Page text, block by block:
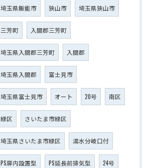
埼玉県飯能市 狭山市 埼玉県狭山市
三芳町 入間郡三芳町
埼玉県入間郡三芳町 入間郡
埼玉県入間郡 富士見市
埼玉県富士見市 オート 20号 南区
緑区 さいたま市緑区
埼玉県さいたま市緑区 湯水分岐口付
PS扉内設置型 PS延長前排気型 24号